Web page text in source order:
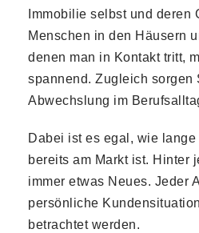
Immobilie selbst und deren
Menschen in den Häusern
denen man in Kontakt tritt,
spannend. Zugleich sorgen
Abwechslung im
Dabei ist es egal, wie
bereits am Markt ist. Hinter
immer etwas Neues. Jeder
persönliche
betrachtet werden.